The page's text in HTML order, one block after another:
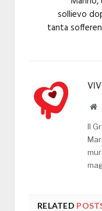
sollievo
tanta
Il
RELATED